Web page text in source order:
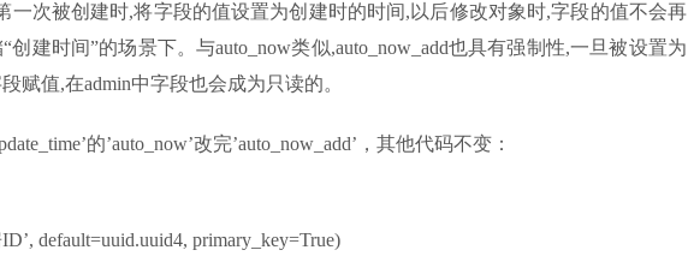
一次被创建时,将字段的值设置为创建时的时间,以后修改对象时,字段的值不会再
建时间”的场景下。与auto_now类似,auto_now_add也具有强制性,一旦被设置为
赋值,在admin中字段也会成为只读的。
的’auto_now’改完’auto_now_add’，其他代码不变：
default=uuid.uuid4, primary_key=True)